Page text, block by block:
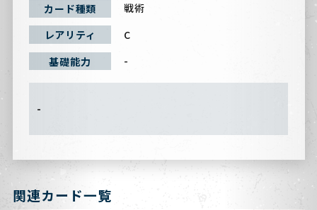
カード種類
戦術
レアリティ
C
基礎能力
-
-
関連カード一覧